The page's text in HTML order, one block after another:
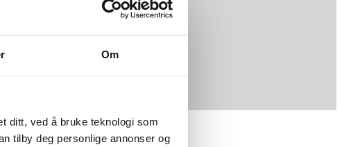
Om
ditt, ved å bruke teknologi som
tilby deg personlige annonser og